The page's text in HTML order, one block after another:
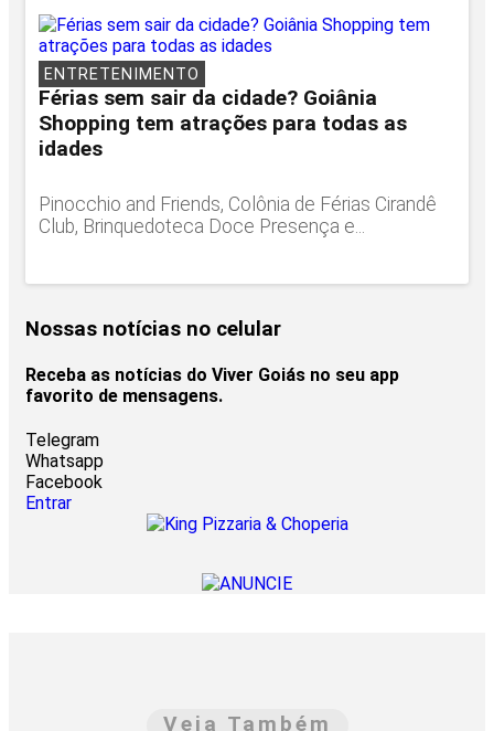
ENTRETENIMENTO
Férias sem sair da cidade? Goiânia
Shopping tem atrações para todas as
idades
Pinocchio and Friends, Colônia de Férias Cirandê
Club, Brinquedoteca Doce Presença e...
Nossas notícias no celular
Receba as notícias do Viver Goiás no seu app
favorito de mensagens.
Telegram
Whatsapp
Facebook
Entrar
Veja Também